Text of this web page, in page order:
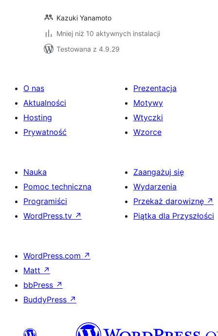
Kazuki Yanamoto
Mniej niż 10 aktywnych instalacji
Testowana z 4.9.29
O nas
Aktualności
Hosting
Prywatność
Prezentacja
Motywy
Wtyczki
Wzorce
Nauka
Pomoc techniczna
Programiści
WordPress.tv ↗
Zaangażuj się
Wydarzenia
Przekaż darowiznę ↗
Piątka dla Przyszłości
WordPress.com ↗
Matt ↗
bbPress ↗
BuddyPress ↗